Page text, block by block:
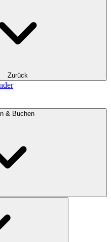
Zurück
& Buchen